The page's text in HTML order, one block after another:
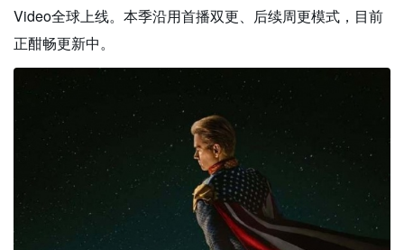
Video全球上线。本季沿用首播双更、后续周更模式，目前
正酣畅更新中。